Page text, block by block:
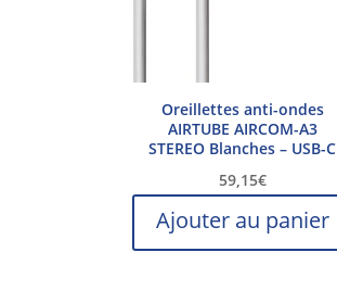
Oreillettes anti-ondes
AIRTUBE AIRCOM-A3
STEREO Blanches – USB-C
59,15€
Ajouter au panier